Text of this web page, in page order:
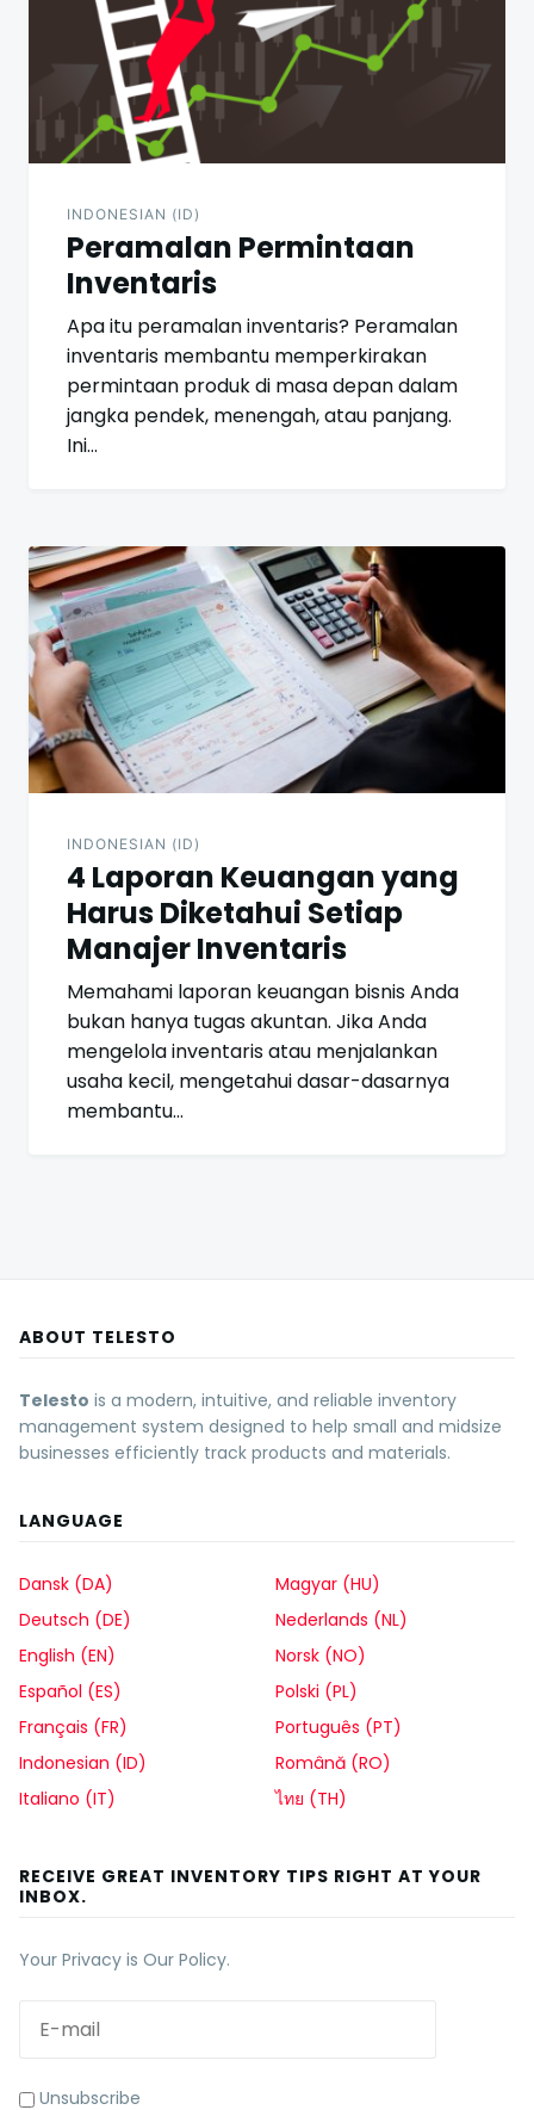
INDONESIAN (ID)
Peramalan Permintaan
Inventaris
Apa itu peramalan inventaris? Peramalan
inventaris membantu memperkirakan
permintaan produk di masa depan dalam
jangka pendek, menengah, atau panjang.
Ini…
INDONESIAN (ID)
4 Laporan Keuangan yang
Harus Diketahui Setiap
Manajer Inventaris
Memahami laporan keuangan bisnis Anda
bukan hanya tugas akuntan. Jika Anda
mengelola inventaris atau menjalankan
usaha kecil, mengetahui dasar-dasarnya
membantu…
ABOUT TELESTO
Telesto is a modern, intuitive, and reliable inventory
management system designed to help small and midsize
businesses efficiently track products and materials.
LANGUAGE
Dansk (DA)
Deutsch (DE)
English (EN)
Español (ES)
Français (FR)
Indonesian (ID)
Italiano (IT)
Magyar (HU)
Nederlands (NL)
Norsk (NO)
Polski (PL)
Português (PT)
Română (RO)
ไทย (TH)
RECEIVE GREAT INVENTORY TIPS RIGHT AT YOUR
INBOX.
Your Privacy is Our Policy.
Unsubscribe